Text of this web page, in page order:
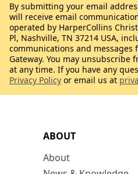
ABOUT
About
By submitting your email
will receive email
operated by HarperCollins
Pl, Nashville, TN 37214 USA,
communications and messages
Gateway. You may unsubscribe
at any time. If you have any
Privacy Policy or email us at